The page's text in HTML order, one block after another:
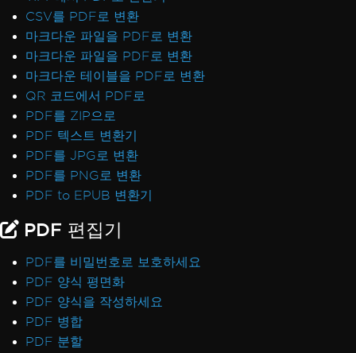
CSV를 PDF로 변환
마크다운 파일을 PDF로 변환
마크다운 파일을 PDF로 변환
마크다운 테이블을 PDF로 변환
QR 코드에서 PDF로
PDF를 ZIP으로
PDF 텍스트 변환기
PDF를 JPG로 변환
PDF를 PNG로 변환
PDF to EPUB 변환기
PDF 편집기
PDF를 비밀번호로 보호하세요
PDF 양식 평면화
PDF 양식을 작성하세요
PDF 병합
PDF 분할